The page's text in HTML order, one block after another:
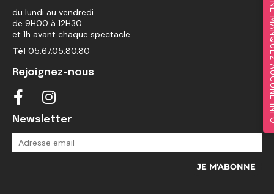
NE
du lundi au vendredi
de 9H00 à 12H30
et 1h avant chaque spectacle
Tél 05.67.05.80.80
Rejoignez-nous
Newsletter